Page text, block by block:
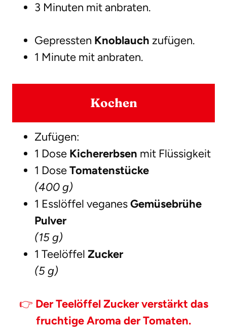
3 Minuten mit anbraten.
Gepressten Knoblauch zufügen.
1 Minute mit anbraten.
Kochen
Zufügen:
1 Dose Kichererbsen mit Flüssigkeit
1 DoseTomatenstücke
(400 g)
1 Esslöffel veganesGemüsebrühe
Pulver
(15 g)
1 Teelöffel Zucker
(5 g)
👉 Der Teelöffel Zucker verstärkt das
fruchtige Aroma der Tomaten.